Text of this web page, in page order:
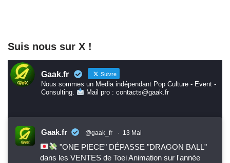
Suis nous sur X !
Gaak.fr Suivre
Nous sommes un Media indépendant Pop Culture - Event -
Consulting.
Mail pro : contacts@gaak.fr
Gaak.fr @gaak_fr · 13 Mai
"ONE PIECE" DÉPASSE "DRAGON BALL"
dans les VENTES de Toei Animation sur l'année